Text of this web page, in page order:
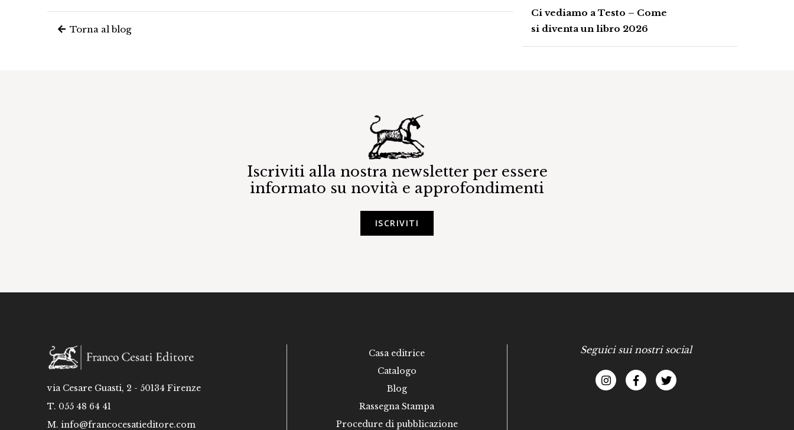
Torna al blog
Ci vediamo a Testo – Come
si diventa un libro 2026
Iscriviti alla nostra newsletter per essere
informato su novità e approfondimenti
ISCRIVITI
via Cesare Guasti, 2 - 50134 Firenze
T. 055 48 64 41
M. info@francocesatieditore.com
Casa editrice
Catalogo
Blog
Rassegna Stampa
Procedure di pubblicazione
Seguici sui nostri social